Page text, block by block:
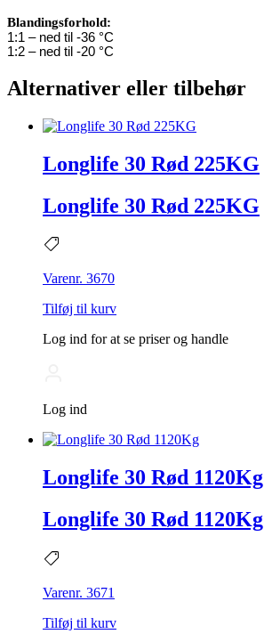
Blandingsforhold:
1:1 – ned til -36 °C
1:2 – ned til -20 °C
Alternativer eller tilbehør
Longlife 30 Rød 225KG
Longlife 30 Rød 225KG
Varenr. 3670
Tilføj til kurv
Log ind for at se priser og handle
Log ind
Longlife 30 Rød 1120Kg
Longlife 30 Rød 1120Kg
Varenr. 3671
Tilføj til kurv